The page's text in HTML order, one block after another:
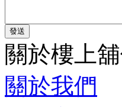
關於樓上
關於我們